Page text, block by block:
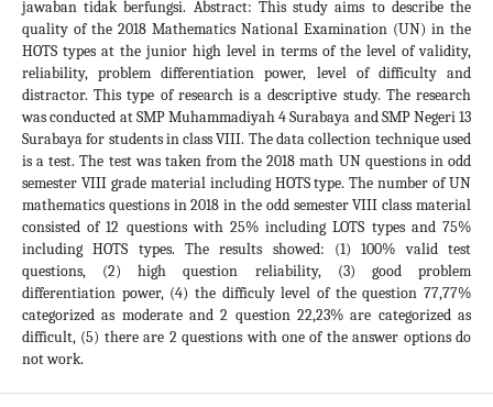
jawaban tidak berfungsi. Abstract: This study aims to describe the
quality of the 2018 Mathematics National Examination (UN) in the
HOTS types at the junior high level in terms of the level of validity,
reliability, problem differentiation power, level of difficulty and
distractor. This type of research is a descriptive study. The research
was conducted at SMP Muhammadiyah 4 Surabaya and SMP Negeri 13
Surabaya for students in class VIII. The data collection technique used
is a test. The test was taken from the 2018 math UN questions in odd
semester VIII grade material including HOTS type. The number of UN
mathematics questions in 2018 in the odd semester VIII class material
consisted of 12 questions with 25% including LOTS types and 75%
including HOTS types. The results showed: (1) 100% valid test
questions, (2) high question reliability, (3) good problem
differentiation power, (4) the difficuly level of the question 77,77%
categorized as moderate and 2 question 22,23% are categorized as
difficult, (5) there are 2 questions with one of the answer options do
not work.